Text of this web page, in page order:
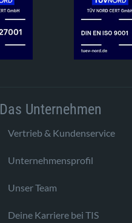
Das Unternehmen
Vertrieb & Kundenservice
Unternehmensprofil
Unser Team
Deine Karriere bei TIS